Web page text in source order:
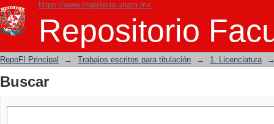
https://www.ingenieria.unam.mx
Repositorio
Buscar
RepoFI Principal → Trabajos escritos para titulación → 1. Licenciatura
Buscar